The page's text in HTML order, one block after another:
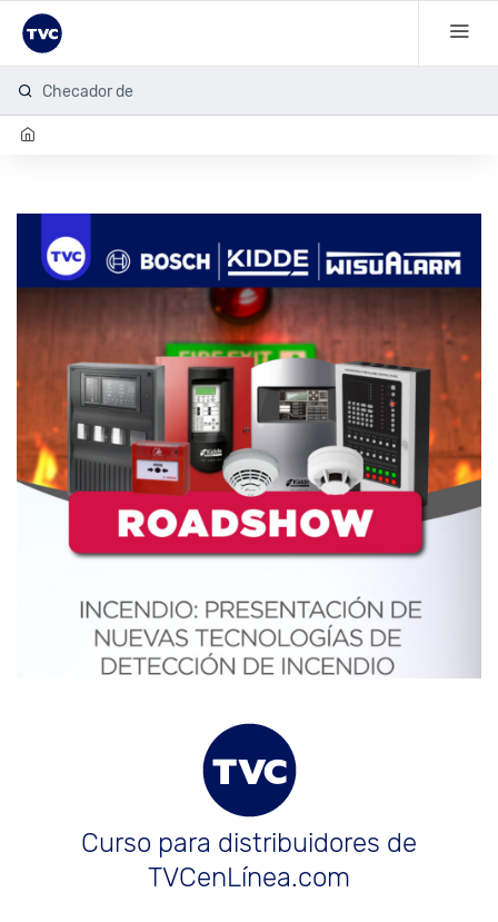
Checador de hu
Curso para distribuidores de
TVCenLínea.com